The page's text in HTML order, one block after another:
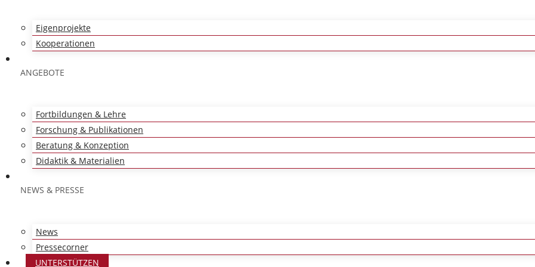
Eigenprojekte
Kooperationen
ANGEBOTE
Fortbildungen & Lehre
Forschung & Publikationen
Beratung & Konzeption
Didaktik & Materialien
NEWS & PRESSE
News
Pressecorner
UNTERSTÜTZEN